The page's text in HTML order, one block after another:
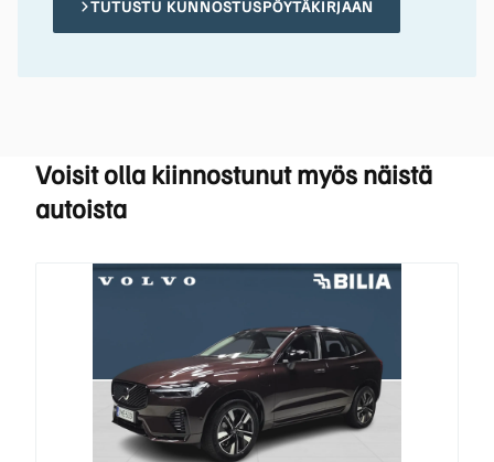
TUTUSTU KUNNOSTUSPÖYTÄKIRJAAN
Voisit olla kiinnostunut myös näistä
autoista